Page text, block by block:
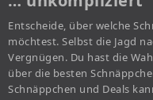
Entscheide, über welche
möchtest. Selbst die Jagd
Vergnügen. Du hast die
über die besten
Schnäppchen und Deals